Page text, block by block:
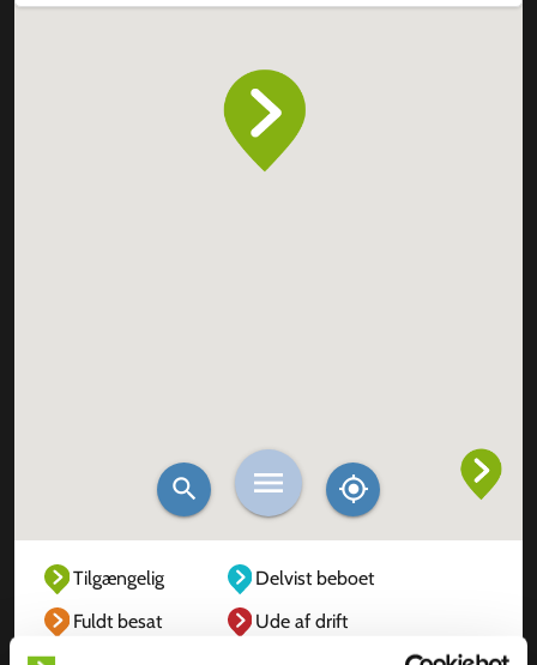
Tilgængelig
Delvist beboet
Fuldt besat
Ude af drift